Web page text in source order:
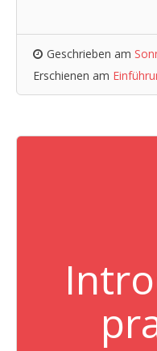
Geschrieben am
Erschienen am